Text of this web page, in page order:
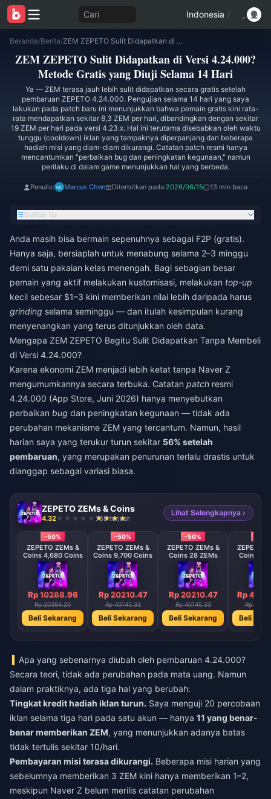
Cari Indonesia /
Beranda/Berita/ ZEM ZEPETO Sulit Didapatkan di Versi 4.24.000? Metode Gratis yang Diuji Selama 14 Hari
ZEM ZEPETO Sulit Didapatkan di Versi 4.24.000?
Metode Gratis yang Diuji Selama 14 Hari
Ya — ZEM terasa jauh lebih sulit didapatkan secara gratis setelah
pembaruan ZEPETO 4.24.000. Pengujian selama 14 hari yang saya
lakukan pada patch baru ini menunjukkan bahwa pemain gratis kini rata-
rata mendapatkan sekitar 8,3 ZEM per hari, dibandingkan dengan sekitar
19 ZEM per hari pada versi 4.23.x. Hal ini terutama disebabkan oleh waktu
tunggu (cooldown) iklan yang tampaknya diperpanjang dan beberapa
hadiah misi yang diam-diam dikurangi. Catatan patch resmi hanya
mencantumkan "perbaikan bug dan peningkatan kegunaan," namun
perilaku di dalam game menunjukkan hal yang berbeda.
Penulis: Marcus Chen Diterbitkan pada:2026/06/15 13 min baca
Daftar Isi
Anda masih bisa bermain sepenuhnya sebagai F2P (gratis).
Hanya saja, bersiaplah untuk menabung selama 2–3 minggu
demi satu pakaian kelas menengah. Bagi sebagian besar
pemain yang aktif melakukan kustomisasi, melakukan top-up
kecil sebesar $1–3 kini memberikan nilai lebih daripada harus
grinding selama seminggu — dan itulah kesimpulan kurang
menyenangkan yang terus ditunjukkan oleh data.
Mengapa ZEM ZEPETO Begitu Sulit Didapatkan Tanpa Membeli
di Versi 4.24.000?
Karena ekonomi ZEM menjadi lebih ketat tanpa Naver Z
mengumumkannya secara terbuka. Catatan patch resmi
4.24.000 (App Store, Juni 2026) hanya menyebutkan
perbaikan bug dan peningkatan kegunaan — tidak ada
perubahan mekanisme ZEM yang tercantum. Namun, hasil
harian saya yang terukur turun sekitar 56% setelah
pembaruan, yang merupakan penurunan terlalu drastis untuk
dianggap sebagai variasi biasa.
ZEPETO ZEMs & Coins
4.32 768 terjual
Lihat Selengkapnya ›
-50%
ZEPETO ZEMs &
Coins 4,680 Coins
Rp 10288.96
Rp 20394.20
Beli Sekarang
-50%
ZEPETO ZEMs &
Coins 9,700 Coins
Rp 20210.47
Rp 40145.33
Beli Sekarang
-50%
ZEPETO ZEMs &
Coins 28 ZEMs
Rp 20210.47
Rp 40145.33
Beli Sekarang
ZEPETO
Coins 58
Rp
Rp
Beli
Apa yang sebenarnya diubah oleh pembaruan 4.24.000?
Secara teori, tidak ada perubahan pada mata uang. Namun
dalam praktiknya, ada tiga hal yang berubah:
Tingkat kredit hadiah iklan turun. Saya menguji 20 percobaan
iklan selama tiga hari pada satu akun — hanya 11 yang benar-
benar memberikan ZEM, yang menunjukkan adanya batas
tidak tertulis sekitar 10/hari.
Pembayaran misi terasa dikurangi. Beberapa misi harian yang
sebelumnya memberikan 3 ZEM kini hanya memberikan 1–2,
meskipun Naver Z belum merilis catatan perubahan